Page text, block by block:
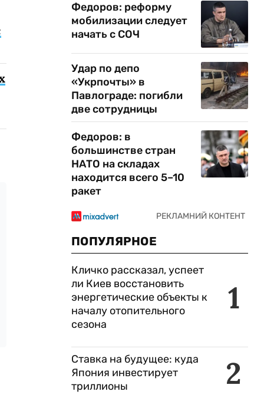
Федоров: реформу
мобилизации следует
начать с СОЧ
Удар по депо
«Укрпочты» в
Павлограде: погибли
две сотрудницы
Федоров: в
большинстве стран
НАТО на складах
находится всего 5–10
ракет
ПОПУЛЯРНОЕ
1
Кличко рассказал, успеет
ли Киев восстановить
энергетические объекты к
началу отопительного
сезона
2
Ставка на будущее: куда
Япония инвестирует
триллионы